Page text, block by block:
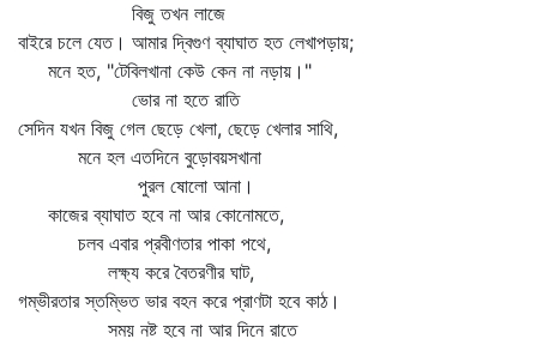
বিজু তখন লাজে
বাইরে চলে যেত। আমার দ্বিগুণ ব্যাঘাত হত লেখাপড়ায়;
মনে হত, "টেবিলখানা কেউ কেন না নড়ায়।"
ভোর না হতে রাতি
সেদিন যখন বিজু গেল ছেড়ে খেলা, ছেড়ে খেলার সাথি,
মনে হল এতদিনে বুড়োবয়সখানা
পুরল ষোলো আনা।
কাজের ব্যাঘাত হবে না আর কোনোমতে,
চলব এবার প্রবীণতার পাকা পথে,
লক্ষ্য করে বৈতরণীর ঘাট,
গম্ভীরতার স্তম্ভিত ভার বহন করে প্রাণটা হবে কাঠ।
সময় নষ্ট হবে না আর দিনে রাতে